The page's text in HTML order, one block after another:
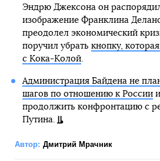
Эндрю Джексона он
изображение Франклина
преодолел экономический
поручил убрать кнопку,
с Кока-Колой.
Администрация Байдена не
шагов по отношению к Россиии
продолжить конфронтацию с
Путина.
Автор: Дмитрий Мрачник